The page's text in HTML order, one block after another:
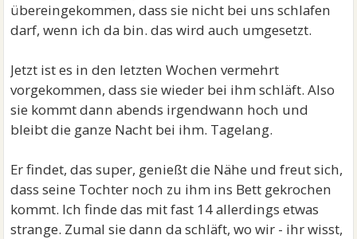
übereingekommen, dass sie nicht bei uns schlafen
darf, wenn ich da bin. das wird auch umgesetzt.
Jetzt ist es in den letzten Wochen vermehrt
vorgekommen, dass sie wieder bei ihm schläft. Also
sie kommt dann abends irgendwann hoch und
bleibt die ganze Nacht bei ihm. Tagelang.
Er findet, das super, genießt die Nähe und freut sich,
dass seine Tochter noch zu ihm ins Bett gekrochen
kommt. Ich finde das mit fast 14 allerdings etwas
strange. Zumal sie dann da schläft, wo wir - ihr wisst,